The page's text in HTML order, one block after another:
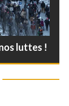
luttes !